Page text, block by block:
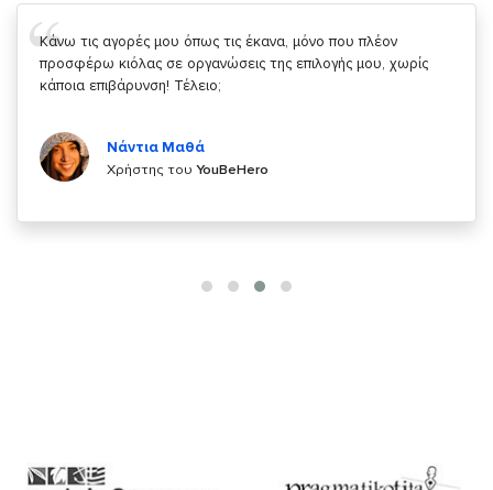
Σας ευχαριστώ που μας δίνετε την δυνατότητα να κάνουμε
κάτι!
Χρήστης τουYouBeHero